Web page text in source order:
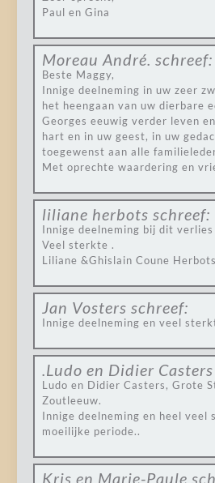
Paul en Gina
Moreau André. schreef:
Beste Maggy,
Innige deelneming in uw zeer
het heengaan van uw dierbare
Georges eeuwig verder leven
hart en in uw geest, in uw
toegewenst aan alle
Met oprechte waardering en
liliane herbots schreef:
Innige deelneming bij dit verlies
Veel sterkte .
Liliane &Ghislain Coune
Jan Vosters schreef:
Innige deelneming en veel
.Ludo en Didier Casters
Ludo en Didier Casters, Grote
Zoutleeuw.
Innige deelneming en heel veel
moeilijke periode..
Kris en Marie-Paule